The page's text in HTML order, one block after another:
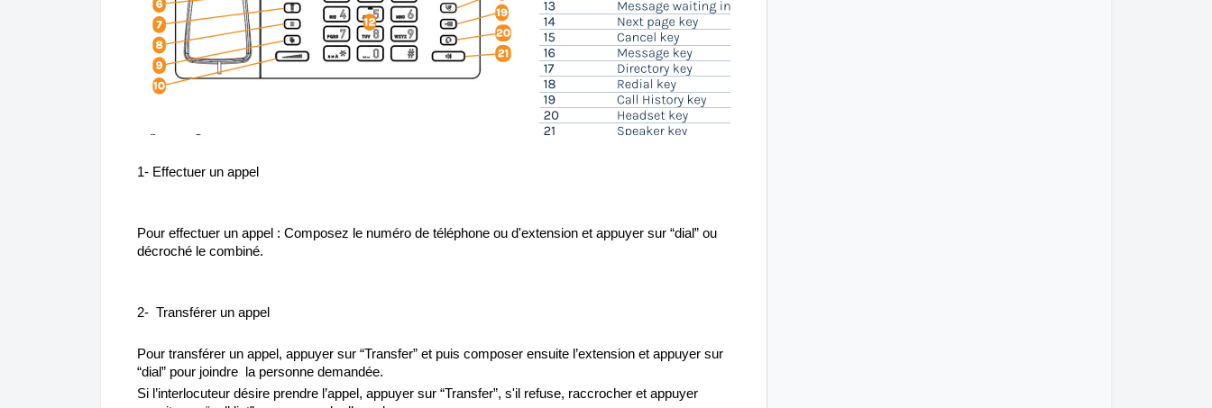
1- Effectuer un appel
Pour effectuer un appel : Composez le numéro de téléphone ou d'extension et appuyer sur “dial” ou
décroché le combiné.
2- Transférer un appel
Pour transférer un appel, appuyer sur “Transfer” et puis composer ensuite l’extension et appuyer sur
“dial” pour joindre la personne demandée.
Si l’interlocuteur désire prendre l’appel, appuyer sur “Transfer”, s'il refuse, raccrocher et appuyer